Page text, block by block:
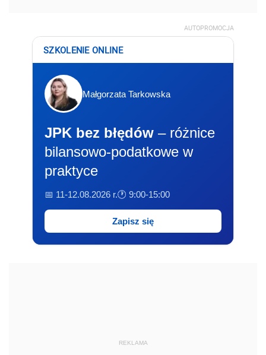
AUTOPROMOCJA
SZKOLENIE ONLINE
Małgorzata Tarkowska
JPK bez błędów – różnice
bilansowo-podatkowe w
praktyce
📅 11-12.08.2026 r.🕐 9:00-15:00
Zapisz się
REKLAMA